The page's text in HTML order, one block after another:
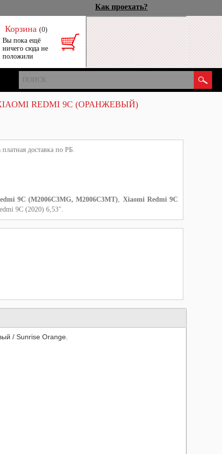
Как проехать?
Корзина (0)
Вы пока ещё
ничего сюда не
положили
REDMI 9C (ОРАНЖЕВЫЙ)
доставка по РБ.
9C (M2006C3MG, M2006C3MT), Xiaomi Redmi 9C
9C (2020) 6,53".
/ Sunrise Orange